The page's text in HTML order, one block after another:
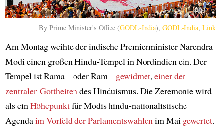
By Prime Minister's Office (GODL-India),GODL-India,Link
Am Montag weihte der indische Premierminister Narendra
Modi einen großen Hindu-Tempel in Nordindien ein. Der
Tempel ist Rama – oder Ram – gewidmet, einer der
zentralen Gottheiten des Hinduismus. Die Zeremonie wird
als ein Höhepunktfür Modis hindu-nationalistische
Agendaim Vorfeld der Parlamentswahlen im Mai gewertet.